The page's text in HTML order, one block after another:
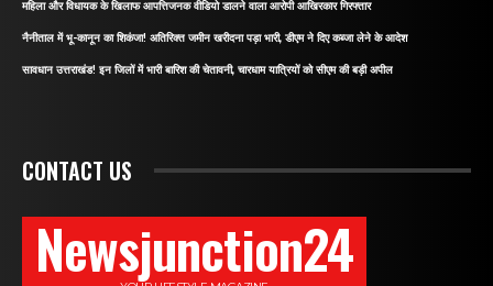
महिला और विधायक के खिलाफ आपत्तिजनक वीडियो डालने वाला आरोपी आखिरकार गिरफ्तार
नैनीताल में भू-कानून का शिकंजा! अतिरिक्त जमीन खरीदना पड़ा भारी, डीएम ने दिए कब्जा लेने के आदेश
सावधान उत्तराखंड! इन जिलों में भारी बारिश की चेतावनी, चारधाम यात्रियों को सीएम की बड़ी अपील
CONTACT US
Newsjunction24